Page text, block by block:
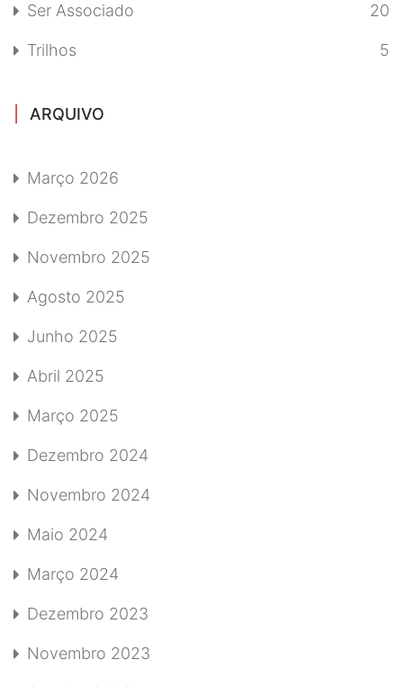
Ser Associado 20
Trilhos 5
ARQUIVO
Março 2026
Dezembro 2025
Novembro 2025
Agosto 2025
Junho 2025
Abril 2025
Março 2025
Dezembro 2024
Novembro 2024
Maio 2024
Março 2024
Dezembro 2023
Novembro 2023